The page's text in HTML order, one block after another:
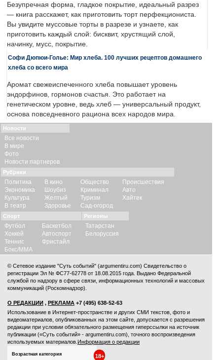
Безупречная форма, гладкое покрытие, идеальный разрез
— книга расскажет, как приготовить торт перфекциониста.
Вы увидите муссовые торты в разрезе и узнаете, как
приготовить каждый слой: бисквит, хрустящий слой,
начинку, мусс, покрытие.
Софи Дюпюи-Голье: Мир хлеба. 100 лучших рецептов домашнего
хлеба со всего мира
Аромат свежеиспеченного хлеба повышает уровень
эндорфинов, гормонов счастья. Это работает на
генетическом уровне, ведь хлеб — универсальный продукт,
основа повседневного рациона всех народов мира.
Новости
Все новости
В мире
Фото
Новости партнеров
Рубрики
Политика
Экономика
Культура
В театр
В кино
Шоубиз
Желтый
Здоровье
Общество
Криминал
Туризм
Сад-огород
Происшествия
Авто
Хайтек
Спорт
Футбол
Хоккей
Теннис
Бокс/ММА
Баскетбол
Автоспорт
Фристайл
Регионы
Татарстан
Белоруссия
© Сетевое издание "Суть событий" (argumentiru.com) Свидетельство о
регистрации Эл № ФС77-62778 от 18.08.2015 года. Выдано Федеральной
службой по надзору в сфере связи, информационных технологий и массовых
коммуникаций (Роскомнадзор).
О РЕДАКЦИИ , РЕКЛАМА +7 (495) 638-52-63
Использование в Интернет-пространстве и других СМИ текстов, фото и
видеоматериалов, опубликованных на этом сайте, допускается с разрешения
редакции при условии обязательного размещения гиперссылки на источник
публикации («Суть событий» - argumentiru.com), точного воспроизведения
используемых материалов. Информация о редакции
Возрастная категория 18+